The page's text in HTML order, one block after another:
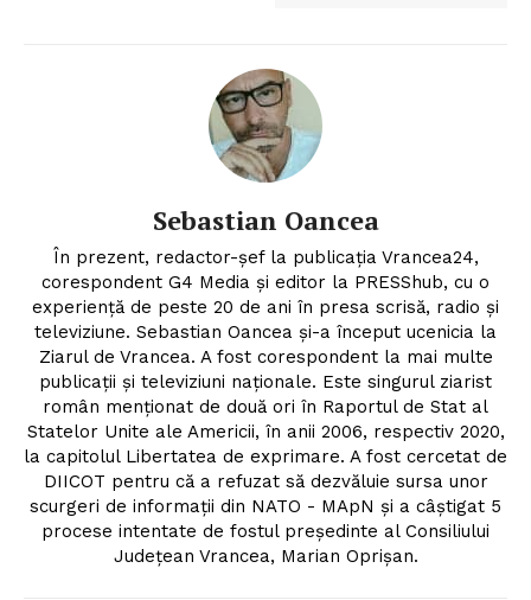
Sebastian Oancea
În prezent, redactor-șef la publicația Vrancea24,
corespondent G4 Media și editor la PRESShub, cu o
experiență de peste 20 de ani în presa scrisă, radio și
televiziune. Sebastian Oancea și-a început ucenicia la
Ziarul de Vrancea. A fost corespondent la mai multe
publicații și televiziuni naționale. Este singurul ziarist
român menționat de două ori în Raportul de Stat al
Statelor Unite ale Americii, în anii 2006, respectiv 2020,
la capitolul Libertatea de exprimare. A fost cercetat de
DIICOT pentru că a refuzat să dezvăluie sursa unor
scurgeri de informații din NATO - MApN și a câștigat 5
procese intentate de fostul președinte al Consiliului
Județean Vrancea, Marian Oprișan.